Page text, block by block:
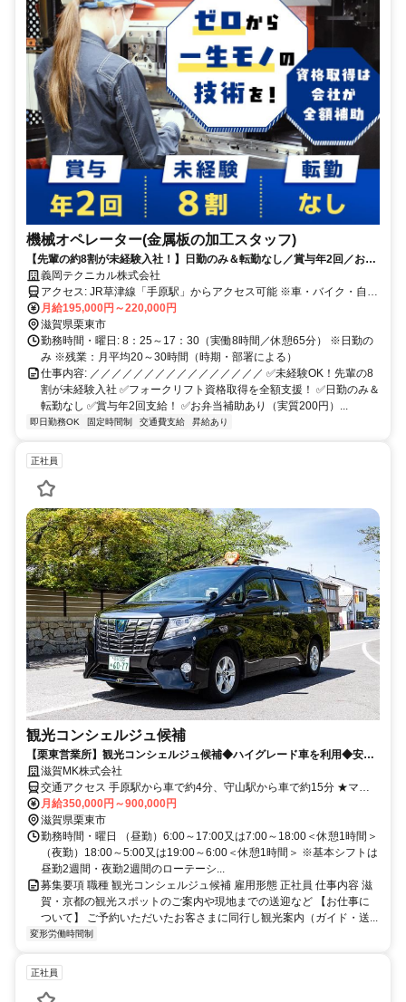
機械オペレーター(金属板の加工スタッフ)
【先輩の約8割が未経験入社！】日勤のみ＆転勤なし／賞与年2回／お弁
当補助あり／資格取得支援あり／経験者優遇◎
義岡テクニカル株式会社
アクセス: JR草津線「手原駅」からアクセス可能 ※車・バイク・自転
車通勤OK（無料駐車場あり） ※交通費規定支給
月給195,000円～220,000円
滋賀県栗東市
勤務時間・曜日: 8：25～17：30（実働8時間／休憩65分） ※日勤の
み ※残業：月平均20～30時間（時期・部署による）
仕事内容: ／／／／／／／／／／／／／／／／ ✅未経験OK！先輩の8
割が未経験入社 ✅フォークリフト資格取得を全額支援！ ✅日勤のみ＆
転勤なし ✅賞与年2回支給！ ✅お弁当補助あり（実質200円）...
即日勤務OK 固定時間制 交通費支給 昇給あり
正社員
観光コンシェルジュ候補
【栗東営業所】観光コンシェルジュ候補◆ハイグレード車を利用◆安心
の月給保証制度（35万円／6ヵ月間）
滋賀MK株式会社
交通アクセス 手原駅から車で約4分、守山駅から車で約15分 ★マイ
カー通勤OK！
月給350,000円～900,000円
滋賀県栗東市
勤務時間・曜日 （昼勤）6:00～17:00又は7:00～18:00＜休憩1時間＞
（夜勤）18:00～5:00又は19:00～6:00＜休憩1時間＞ ※基本シフトは
昼勤2週間・夜勤2週間のローテーシ...
募集要項 職種 観光コンシェルジュ候補 雇用形態 正社員 仕事内容 滋
賀・京都の観光スポットのご案内や現地までの送迎など 【お仕事に
ついて】 ご予約いただいたお客さまに同行し観光案内（ガイド・送...
変形労働時間制
正社員